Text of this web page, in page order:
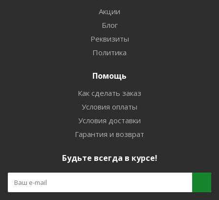
Акции
Блог
Реквизиты
Политика
Помощь
Как сделать заказ
Условия оплаты
Условия доставки
Гарантия и возврат
Будьте всегда в курсе!